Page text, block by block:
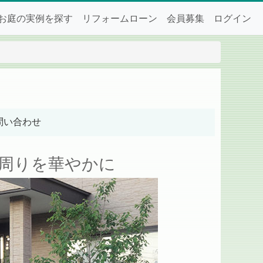
庭の実例を探す リフォームローン 会員募集 ログイン
合わせ
りを華やかに